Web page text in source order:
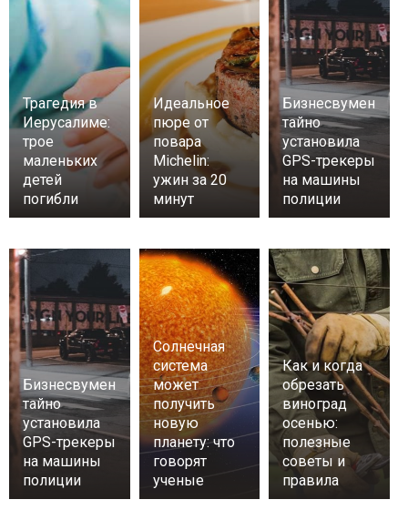
Трагедия в
Иерусалиме:
трое
маленьких
детей
погибли
Идеальное
пюре от
повара
Michelin:
ужин за 20
минут
Бизнесвумен
тайно
установила
GPS-трекеры
на машины
полиции
Бизнесвумен
тайно
установила
GPS-трекеры
на машины
полиции
Солнечная
система
может
получить
новую
планету: что
говорят
ученые
Как и когда
обрезать
виноград
осенью:
полезные
советы и
правила